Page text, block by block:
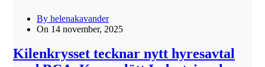
By helenakavander
On 14 november, 2025
Kilenkrysset tecknar nytt hyresavtal